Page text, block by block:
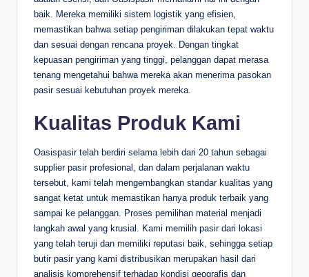
baik. Mereka memiliki sistem logistik yang efisien,
memastikan bahwa setiap pengiriman dilakukan tepat waktu
dan sesuai dengan rencana proyek. Dengan tingkat
kepuasan pengiriman yang tinggi, pelanggan dapat merasa
tenang mengetahui bahwa mereka akan menerima pasokan
pasir sesuai kebutuhan proyek mereka.
Kualitas Produk Kami
Oasispasir telah berdiri selama lebih dari 20 tahun sebagai
supplier pasir profesional, dan dalam perjalanan waktu
tersebut, kami telah mengembangkan standar kualitas yang
sangat ketat untuk memastikan hanya produk terbaik yang
sampai ke pelanggan. Proses pemilihan material menjadi
langkah awal yang krusial. Kami memilih pasir dari lokasi
yang telah teruji dan memiliki reputasi baik, sehingga setiap
butir pasir yang kami distribusikan merupakan hasil dari
analisis komprehensif terhadap kondisi geografis dan